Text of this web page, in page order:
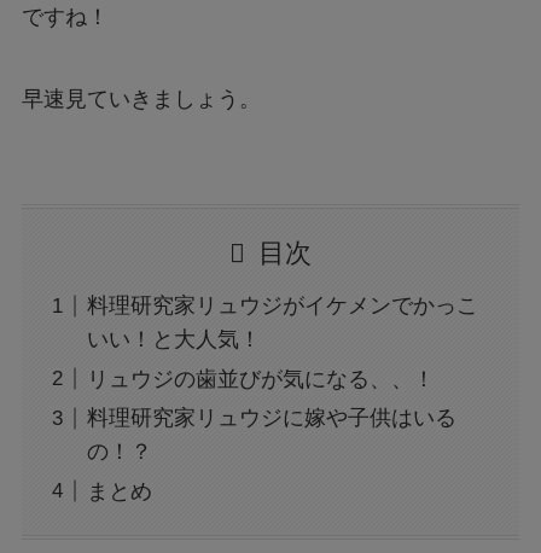
ですね！
早速見ていきましょう。
目次
料理研究家リュウジがイケメンでかっこ
いい！と大人気！
リュウジの歯並びが気になる、、！
料理研究家リュウジに嫁や子供はいる
の！？
まとめ